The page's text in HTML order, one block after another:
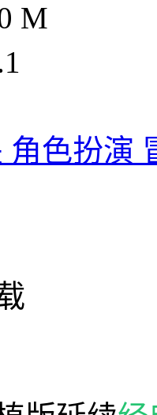
M
角色扮演